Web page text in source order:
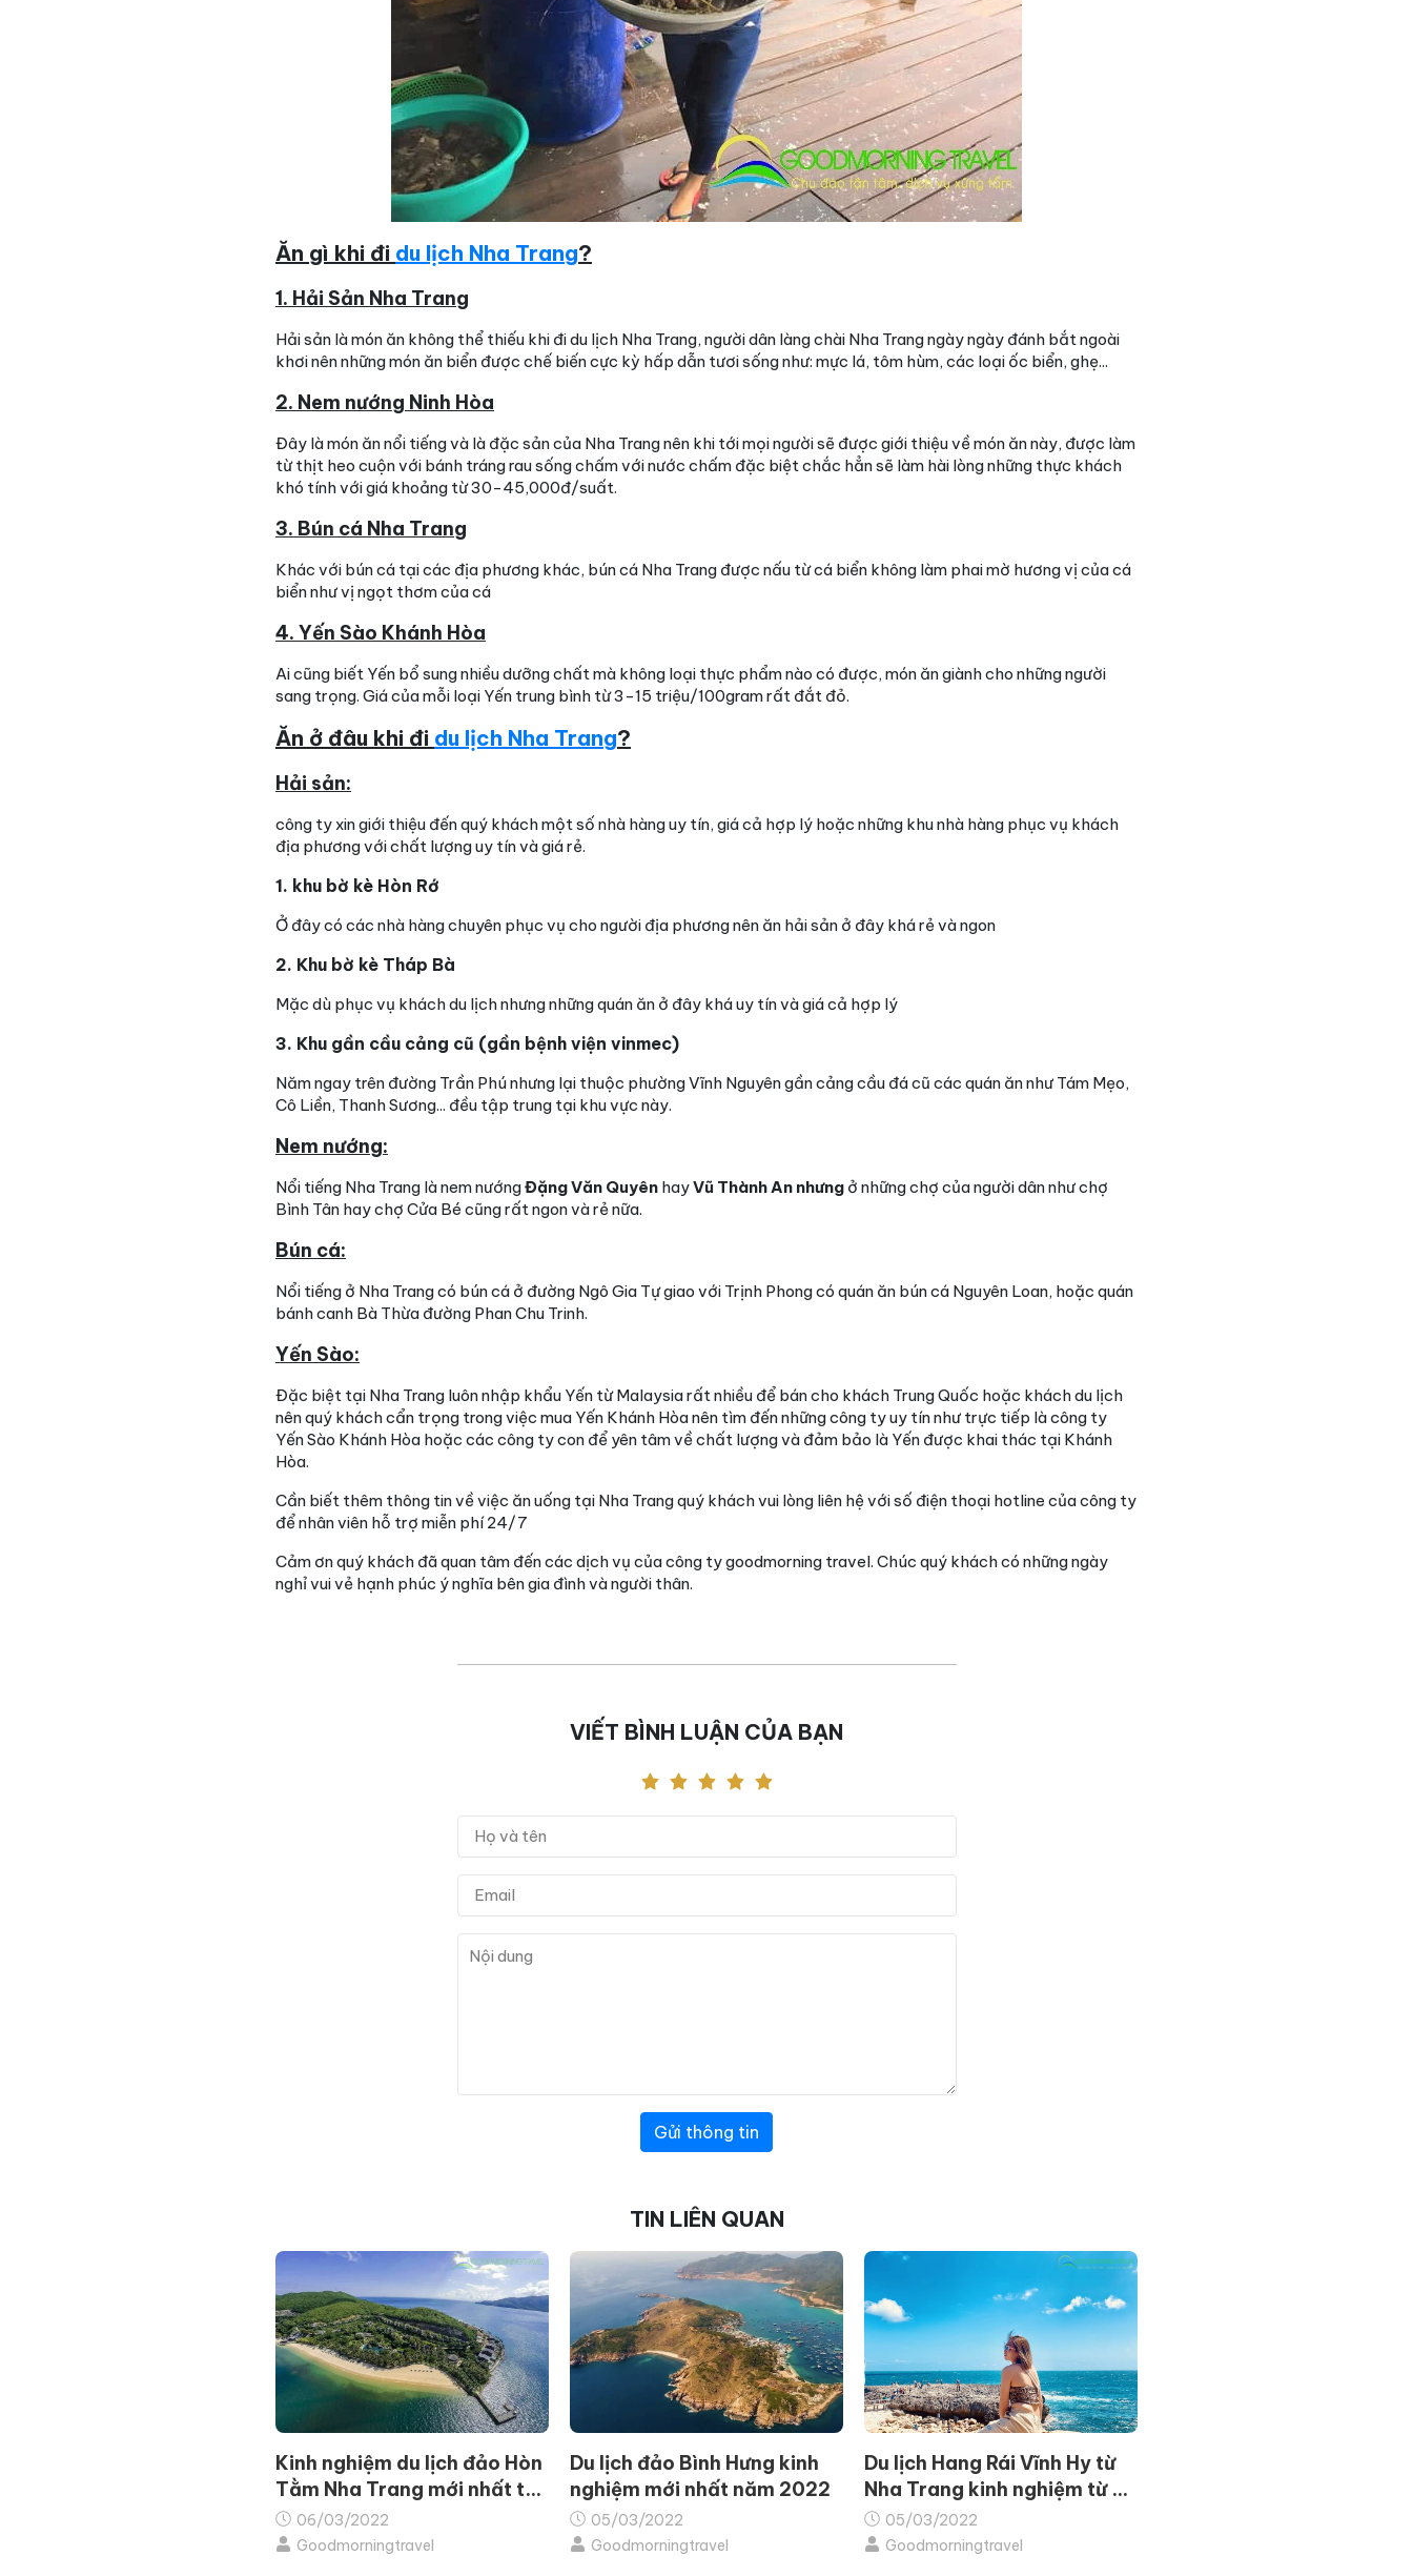
Ăn gì khi đi du lịch Nha Trang?
1. Hải Sản Nha Trang
Hải sản là món ăn không thể thiếu khi đi du lịch Nha Trang, người dân làng chài Nha Trang ngày ngày đánh bắt ngoài
khơi nên những món ăn biển được chế biến cực kỳ hấp dẫn tươi sống như: mực lá, tôm hùm, các loại ốc biển, ghẹ...
2. Nem nướng Ninh Hòa
Đây là món ăn nổi tiếng và là đặc sản của Nha Trang nên khi tới mọi người sẽ được giới thiệu về món ăn này, được làm
từ thịt heo cuộn với bánh tráng rau sống chấm với nước chấm đặc biệt chắc hẳn sẽ làm hài lòng những thực khách
khó tính với giá khoảng từ 30-45,000đ/suất.
3. Bún cá Nha Trang
Khác với bún cá tại các địa phương khác, bún cá Nha Trang được nấu từ cá biển không làm phai mờ hương vị của cá
biển như vị ngọt thơm của cá
4. Yến Sào Khánh Hòa
Ai cũng biết Yến bổ sung nhiều dưỡng chất mà không loại thực phẩm nào có được, món ăn giành cho những người
sang trọng. Giá của mỗi loại Yến trung bình từ 3-15 triệu/100gram rất đắt đỏ.
Ăn ở đâu khi đi du lịch Nha Trang?
Hải sản:
công ty xin giới thiệu đến quý khách một số nhà hàng uy tín, giá cả hợp lý hoặc những khu nhà hàng phục vụ khách
địa phương với chất lượng uy tín và giá rẻ.
1. khu bờ kè Hòn Rớ
Ở đây có các nhà hàng chuyên phục vụ cho người địa phương nên ăn hải sản ở đây khá rẻ và ngon
2. Khu bờ kè Tháp Bà
Mặc dù phục vụ khách du lịch nhưng những quán ăn ở đây khá uy tín và giá cả hợp lý
3. Khu gần cầu cảng cũ (gần bệnh viện vinmec)
Năm ngay trên đường Trần Phú nhưng lại thuộc phường Vĩnh Nguyên gần cảng cầu đá cũ các quán ăn như Tám Mẹo,
Cô Liền, Thanh Sương... đều tập trung tại khu vực này.
Nem nướng:
Nổi tiếng Nha Trang là nem nướngĐặng Văn Quyên hayVũ Thành An nhưng ở những chợ của người dân như chợ
Bình Tân hay chợ Cửa Bé cũng rất ngon và rẻ nữa.
Bún cá:
Nổi tiếng ở Nha Trang có bún cá ở đường Ngô Gia Tự giao với Trịnh Phong có quán ăn bún cá Nguyên Loan, hoặc quán
bánh canh Bà Thừa đường Phan Chu Trinh.
Yến Sào:
Đặc biệt tại Nha Trang luôn nhập khẩu Yến từ Malaysia rất nhiều để bán cho khách Trung Quốc hoặc khách du lịch
nên quý khách cẩn trọng trong việc mua Yến Khánh Hòa nên tìm đến những công ty uy tín như trực tiếp là công ty
Yến Sào Khánh Hòa hoặc các công ty con để yên tâm về chất lượng và đảm bảo là Yến được khai thác tại Khánh
Hòa.
Cần biết thêm thông tin về việc ăn uống tại Nha Trang quý khách vui lòng liên hệ với số điện thoại hotline của công ty
để nhân viên hỗ trợ miễn phí 24/7
Cảm ơn quý khách đã quan tâm đến các dịch vụ của công ty goodmorning travel. Chúc quý khách có những ngày
nghỉ vui vẻ hạnh phúc ý nghĩa bên gia đình và người thân.
VIẾT BÌNH LUẬN CỦA BẠN
Gửi thông tin
TIN LIÊN QUAN
Kinh nghiệm du lịch đảo Hòn
Tằm Nha Trang mới nhất từ
A - Z06/03/2022
Goodmorningtravel
Du lịch đảo Bình Hưng kinh
nghiệm mới nhất năm 2022
05/03/2022
Goodmorningtravel
Du lịch Hang Rái Vĩnh Hy từ
Nha Trang kinh nghiệm từ A-
Z 05/03/2022
Goodmorningtravel